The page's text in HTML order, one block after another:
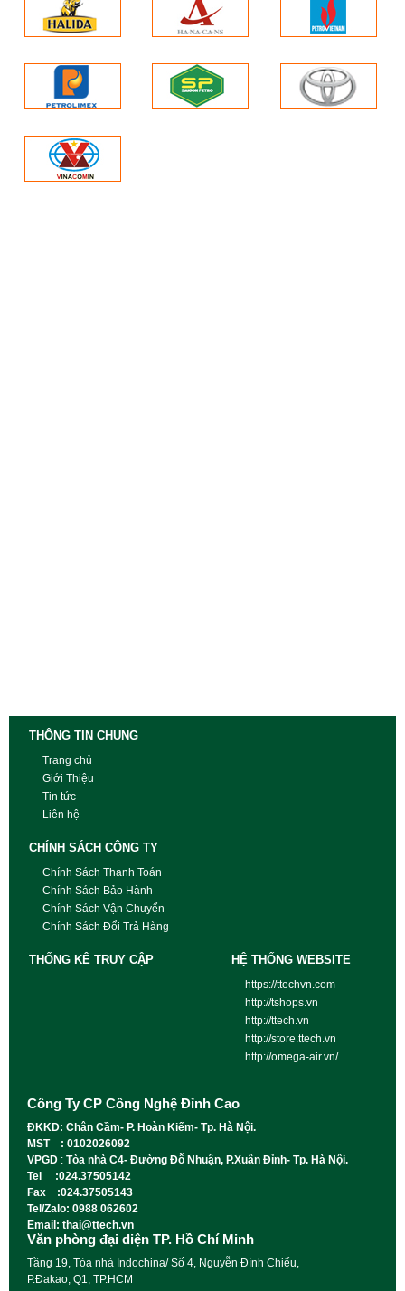
THÔNG TIN CHUNG
Trang chủ
Giới Thiệu
Tin tức
Liên hệ
CHÍNH SÁCH CÔNG TY
Chính Sách Thanh Toán
Chính Sách Bảo Hành
Chính Sách Vận Chuyển
Chính Sách Đổi Trả Hàng
THỐNG KÊ TRUY CẬP HỆ THỐNG WEBSITE
https://ttechvn.com
http://tshops.vn
http://ttech.vn
http://store.ttech.vn
http://omega-air.vn/
Công Ty CP Công Nghệ Đỉnh Cao
ĐKKD: Chân Cầm- P. Hoàn Kiếm- Tp. Hà Nội.
MST : 0102026092
VPGD : Tòa nhà C4- Đường Đỗ Nhuận, P.Xuân Đỉnh- Tp. Hà Nội.
Tel :024.37505142
Fax :024.37505143
Tel/Zalo: 0988 062602
Email: thai@ttech.vn
Văn phòng đại diện TP. Hồ Chí Minh
Tầng 19, Tòa nhà Indochina/ Số 4, Nguyễn Đình Chiểu,
P.Đakao, Q1, TP.HCM